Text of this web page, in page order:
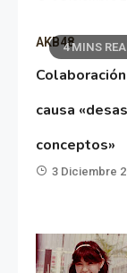
4 MINS
AKB48
causa
conceptos»
3 Diciembre